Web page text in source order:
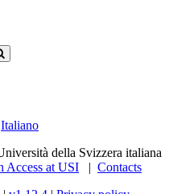
Italiano
della Svizzera italiana
Access at USI | Contacts